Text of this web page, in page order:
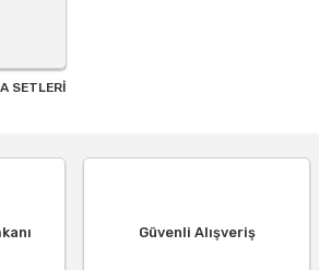
SETLERİ
Güvenli Alışveriş